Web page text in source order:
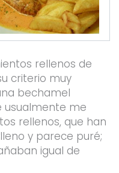
rellenos de
criterio muy
bechamel
usualmente me
rellenos, que han
y parece puré;
igual de